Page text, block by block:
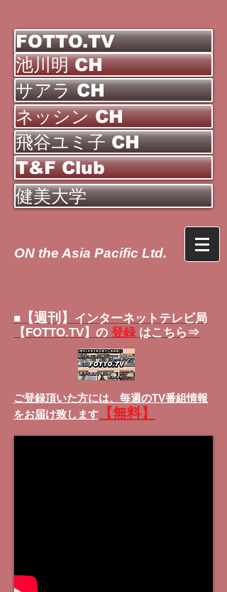
FOTTO.TV
池川明 CH
サアラ CH
ネッシン CH
飛谷ユミ子 CH
T&F Club
健美大学
ON the Asia Pacific Ltd.
■ 【週刊】
インターネットテレビ局
【FOTTO.TV】の 登録 はこちら⇒
ご登録頂いた方には、 毎週のTV番組情報
をお届け致します
【無料】